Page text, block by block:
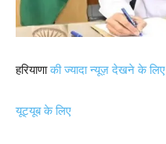
हरियाणाकी ज्यादा न्यूज़ देखने के लिए
यूट्यूब के लिए